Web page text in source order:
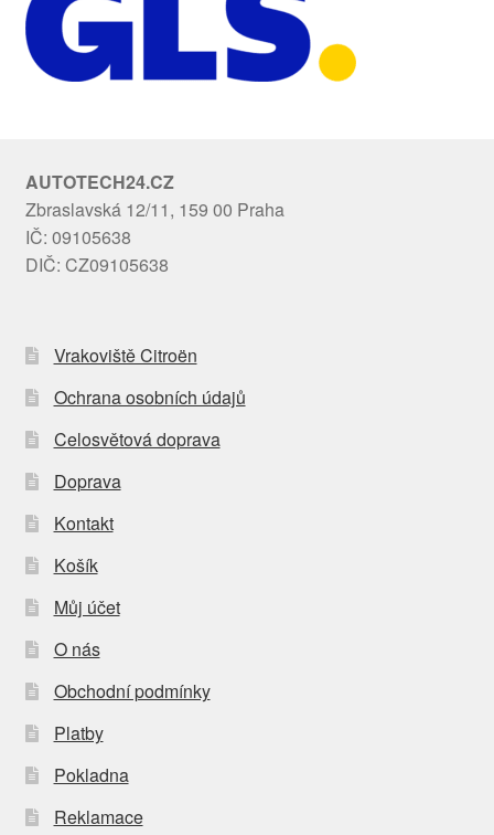
AUTOTECH24.CZ
Zbraslavská 12/11, 159 00 Praha
IČ: 09105638
DIČ: CZ09105638
Vrakoviště Citroën
Ochrana osobních údajů
Celosvětová doprava
Doprava
Kontakt
Košík
Můj účet
O nás
Obchodní podmínky
Platby
Pokladna
Reklamace